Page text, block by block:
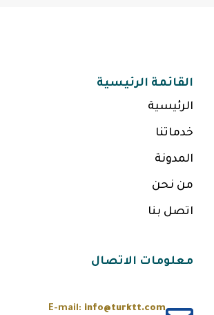
القائمة الرئيسية
الرئيسية
خدماتنا
المدونة
من نحن
اتصل بنا
معلومات الاتصال
E-mail: info@turktt.com